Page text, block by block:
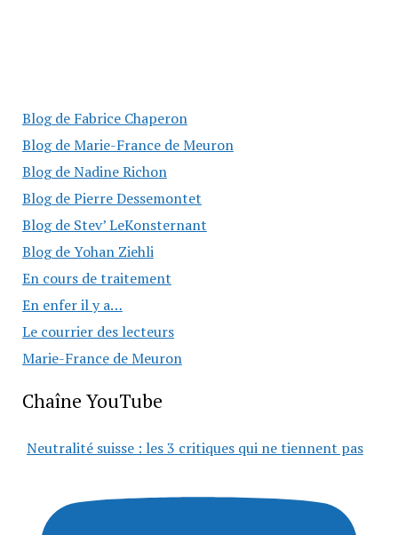
Blog de Fabrice Chaperon
Blog de Marie-France de Meuron
Blog de Nadine Richon
Blog de Pierre Dessemontet
Blog de Stev’ LeKonsternant
Blog de Yohan Ziehli
En cours de traitement
En enfer il y a…
Le courrier des lecteurs
Marie-France de Meuron
Chaîne YouTube
Neutralité suisse : les 3 critiques qui ne tiennent pas